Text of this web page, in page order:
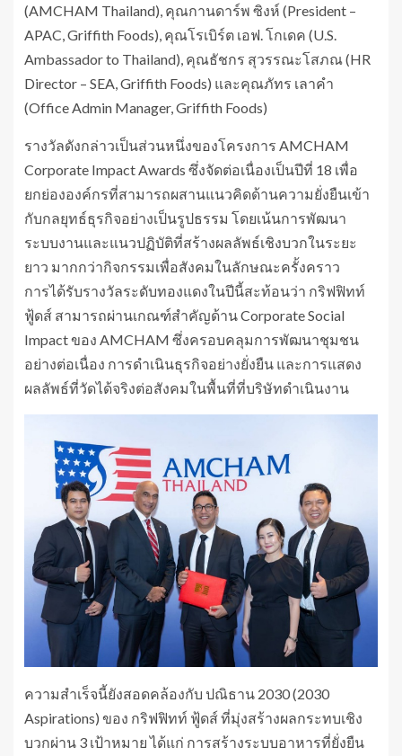
(AMCHAM Thailand), คุณกานดาร์พ ซิงห์ (President –
APAC, Griffith Foods), คุณโรเบิร์ต เอฟ. โกเดค (U.S.
Ambassador to Thailand), คุณธัชกร สุวรรณะโสภณ (HR
Director – SEA, Griffith Foods) และคุณภัทร เลาคำ
(Office Admin Manager, Griffith Foods)
รางวัลดังกล่าวเป็นส่วนหนึ่งของโครงการ AMCHAM
Corporate Impact Awards ซึ่งจัดต่อเนื่องเป็นปีที่ 18 เพื่อ
ยกย่ององค์กรที่สามารถผสานแนวคิดด้านความยั่งยืนเข้า
กับกลยุทธ์ธุรกิจอย่างเป็นรูปธรรม โดยเน้นการพัฒนา
ระบบงานและแนวปฏิบัติที่สร้างผลลัพธ์เชิงบวกในระยะ
ยาว มากกว่ากิจกรรมเพื่อสังคมในลักษณะครั้งคราว
การได้รับรางวัลระดับทองแดงในปีนี้สะท้อนว่า กริฟฟิทท์
ฟู้ดส์ สามารถผ่านเกณฑ์สำคัญด้าน Corporate Social
Impact ของ AMCHAM ซึ่งครอบคลุมการพัฒนาชุมชน
อย่างต่อเนื่อง การดำเนินธุรกิจอย่างยั่งยืน และการแสดง
ผลลัพธ์ที่วัดได้จริงต่อสังคมในพื้นที่ที่บริษัทดำเนินงาน
ความสำเร็จนี้ยังสอดคล้องกับ ปณิธาน 2030 (2030
Aspirations) ของ กริฟฟิทท์ ฟู้ดส์ ที่มุ่งสร้างผลกระทบเชิง
บวกผ่าน 3 เป้าหมาย ได้แก่ การสร้างระบบอาหารที่ยั่งยืน